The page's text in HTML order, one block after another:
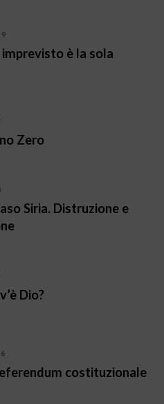
imprevisto è la sola
Zero
Siria. Distruzione e
Dio?
costituzionale